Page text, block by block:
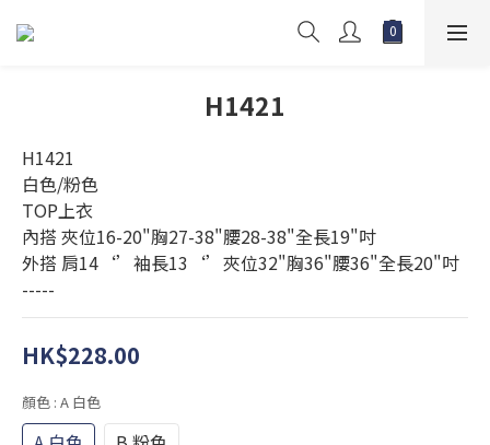
H1421
H1421
白色/粉色
TOP上衣
內搭 夾位16-20"胸27-38"腰28-38"全長19"吋
外搭 肩14‘’袖長13‘’夾位32"胸36"腰36"全長20"吋
-----
HK$228.00
顏色 : A 白色